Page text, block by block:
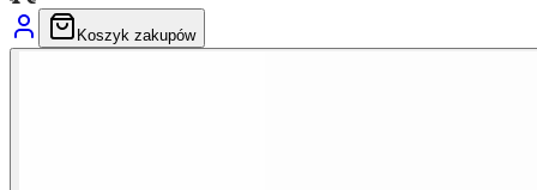
Koszyk zakupów